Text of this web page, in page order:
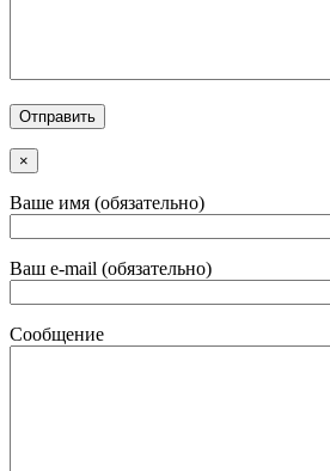
×
Ваше имя (обязательно)
Ваш e-mail (обязательно)
Сообщение